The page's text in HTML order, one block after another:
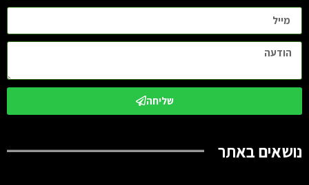
שליחה
נושאים באתר